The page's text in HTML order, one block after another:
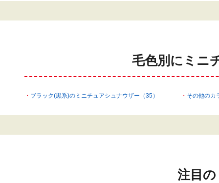
毛色別にミニ
ブラック(黒系)のミニチュアシュナウザー（35） その他のカ
注目